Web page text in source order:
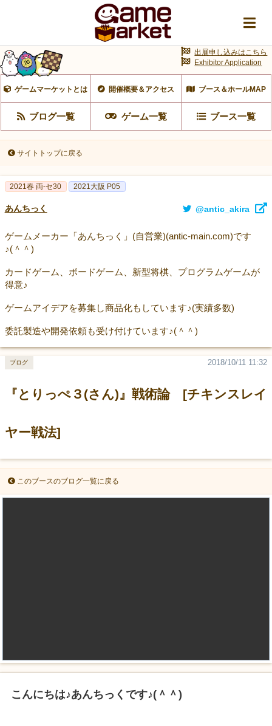
ゲームマーケットとは 開催概要＆アクセス ブース＆ホールMAP
ブログ一覧 ゲーム一覧 ブース一覧
出展申し込みはこちら
Exhibitor Application
サイトトップに戻る
2021春 両-セ30 2021大阪 P05
あんちっく @antic_akira
ゲームメーカー「あんちっく」(自営業)(antic-main.com)です
♪(＾＾)
カードゲーム、ボードゲーム、新型将棋、プログラムゲームが
得意♪
ゲームアイデアを募集し商品化もしています♪(実績多数)
委託製造や開発依頼も受け付けています♪(＾＾)
『とりっぺ３(さん)』戦術論 [チキンスレイ
ヤー戦法]
2018/10/11 11:32
ブログ
このブースのブログ一覧に戻る
こんにちは♪あんちっくです♪(＾＾)